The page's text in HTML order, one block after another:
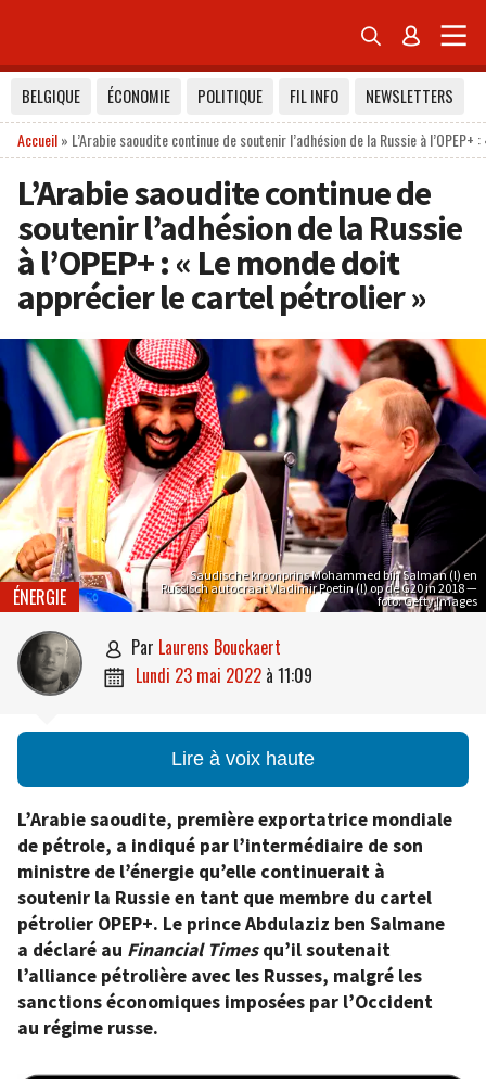
 
BELGIQUE ÉCONOMIE POLITIQUE FIL INFO
NEWSLETTERS
Accueil» L’Arabie saoudite continue de soutenir l’adhésion de la Russie à
L’Arabie saoudite continue de
soutenir l’adhésion de la Russie
à l’OPEP+ : « Le monde doit
apprécier le cartel pétrolier »
Saudische kroonprins Mohammed bin Salman (l) en
Russisch autocraat Vladimir Poetin (l) op de G20 in 2018 —
foto: Getty Images
ÉNERGIE
 par Laurens Bouckaert
 lundi 23 mai 2022 à 11:09
Lire à voix haute
L’Arabie saoudite, première exportatrice mondiale
de pétrole, a indiqué par l’intermédiaire de son
ministre de l’énergie qu’elle continuerait à
soutenir la Russie en tant que membre du cartel
pétrolier OPEP+. Le prince Abdulaziz ben Salmane
a déclaré au Financial Timesqu’il soutenait
l’alliance pétrolière avec les Russes, malgré les
sanctions économiques imposées par l’Occident
au régime russe.